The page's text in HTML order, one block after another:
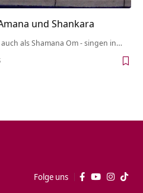
und Shankara
als Shamana Om - singen in…
Folge uns